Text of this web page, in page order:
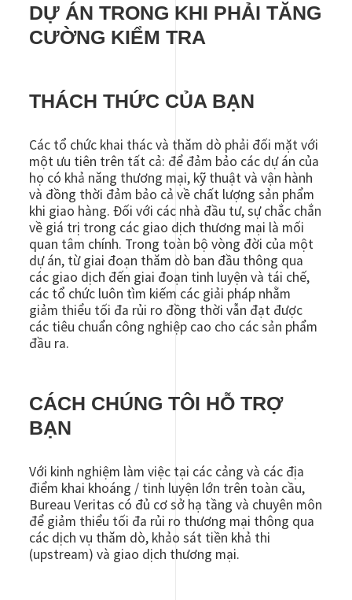
DỰ ÁN TRONG KHI PHẢI TĂNG
CƯỜNG KIỂM TRA
THÁCH THỨC CỦA BẠN
Các tổ chức khai thác và thăm dò phải đối mặt với
một ưu tiên trên tất cả: để đảm bảo các dự án của
họ có khả năng thương mại, kỹ thuật và vận hành
và đồng thời đảm bảo cả về chất lượng sản phẩm
khi giao hàng. Đối với các nhà đầu tư, sự chắc chắn
về giá trị trong các giao dịch thương mại là mối
quan tâm chính. Trong toàn bộ vòng đời của một
dự án, từ giai đoạn thăm dò ban đầu thông qua
các giao dịch đến giai đoạn tinh luyện và tái chế,
các tổ chức luôn tìm kiếm các giải pháp nhằm
giảm thiểu tối đa rủi ro đồng thời vẫn đạt được
các tiêu chuẩn công nghiệp cao cho các sản phẩm
đầu ra.
CÁCH CHÚNG TÔI HỖ TRỢ
BẠN
Với kinh nghiệm làm việc tại các cảng và các địa
điểm khai khoáng / tinh luyện lớn trên toàn cầu,
Bureau Veritas có đủ cơ sở hạ tầng và chuyên môn
để giảm thiểu tối đa rủi ro thương mại thông qua
các dịch vụ thăm dò, khảo sát tiền khả thi
(upstream) và giao dịch thương mại.